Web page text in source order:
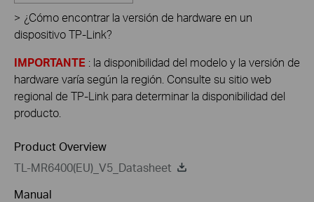
> ¿Cómo encontrar la versión de hardware en un
dispositivo TP-Link?
IMPORTANTE : la disponibilidad del modelo y la versión de
hardware varía según la región. Consulte su sitio web
regional de TP-Link para determinar la disponibilidad del
producto.
Product Overview
TL-MR6400(EU)_V5_Datasheet
Manual